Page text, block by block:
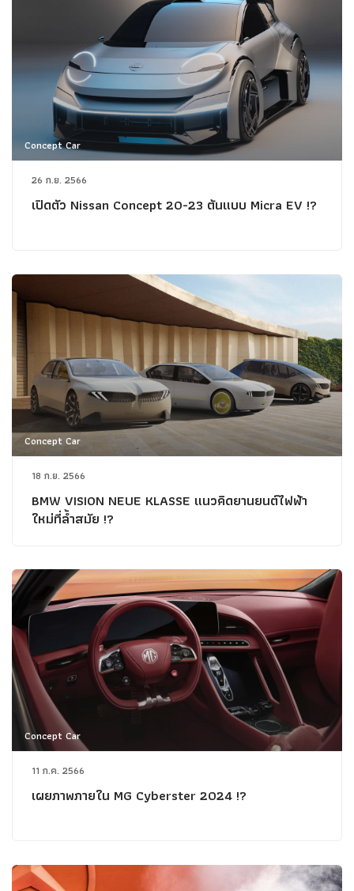
Concept Car
26 ก.ย. 2566
เปิดตัว Nissan Concept 20-23 ต้นแบบ Micra EV !?
Concept Car
18 ก.ย. 2566
BMW VISION NEUE KLASSE แนวคิดยานยนต์ไฟฟ้า
ใหม่ที่ล้ำสมัย !?
Concept Car
11 ก.ค. 2566
เผยภาพภายใน MG Cyberster 2024 !?